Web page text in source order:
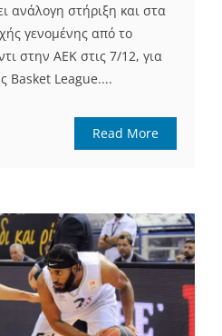
ανάλογη στήριξη και στα
γενομένης από το
στην ΑΕΚ στις 7/12, για
Basket League....
Read More